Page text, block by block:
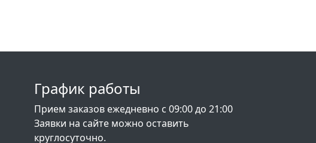
График работы
Прием заказов ежедневно с 09:00 до 21:00
Заявки на сайте можно оставить
круглосуточно.